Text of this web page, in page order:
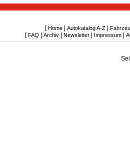
[ Home Autokatalog A-Z
[ FAQ Archiv| Newsletter| Impressum|